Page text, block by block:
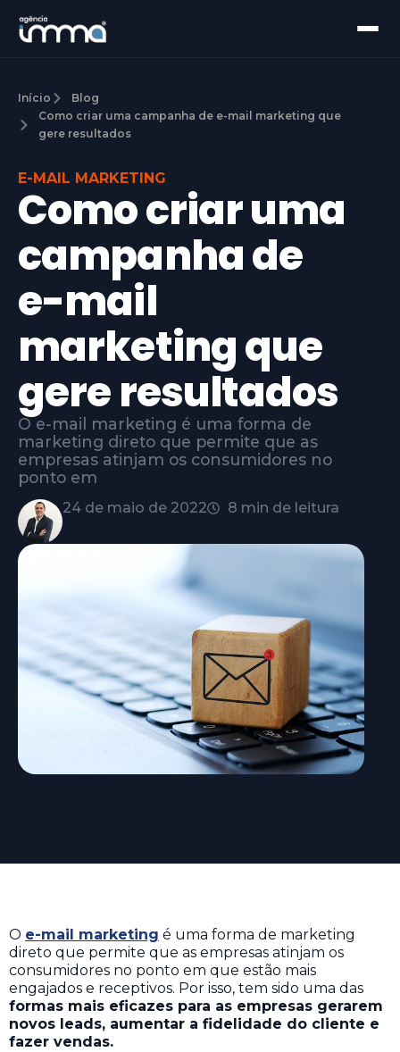
Início
Blog
Como criar uma campanha de e-mail marketing que
gere resultados
E-MAIL MARKETING
Como criar uma
campanha de
e-mail
marketing que
gere resultados
O e-mail marketing é uma forma de
marketing direto que permite que as
empresas atinjam os consumidores no
ponto em
24 de maio de 2022 8 min de leitura
O e-mail marketing é uma forma de marketing
direto que permite que as empresas atinjam os
consumidores no ponto em que estão mais
engajados e receptivos. Por isso, tem sido uma das
formas mais eficazes para as empresas gerarem
novos leads, aumentar a fidelidade do cliente e
fazer vendas.